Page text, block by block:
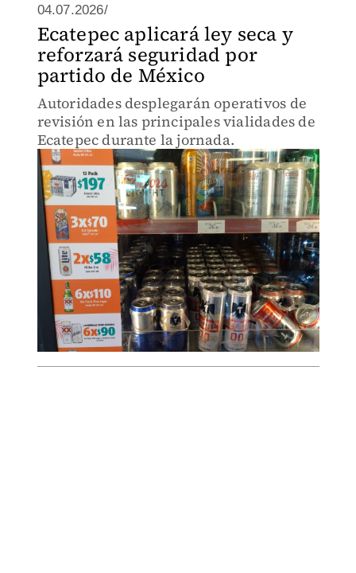
04.07.2026/
Ecatepec aplicará ley seca y
reforzará seguridad por
partido de México
Autoridades desplegarán operativos de
revisión en las principales vialidades de
Ecatepec durante la jornada.